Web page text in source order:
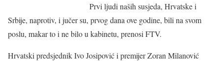
Prvi ljudi naših susjeda, Hrvatske i
Srbije, naprotiv, i jučer su, prvog dana ove godine, bili na svom
poslu, makar to i ne bilo u kabinetu, prenosi FTV.
Hrvatski predsjednik Ivo Josipović i premijer Zoran Milanović